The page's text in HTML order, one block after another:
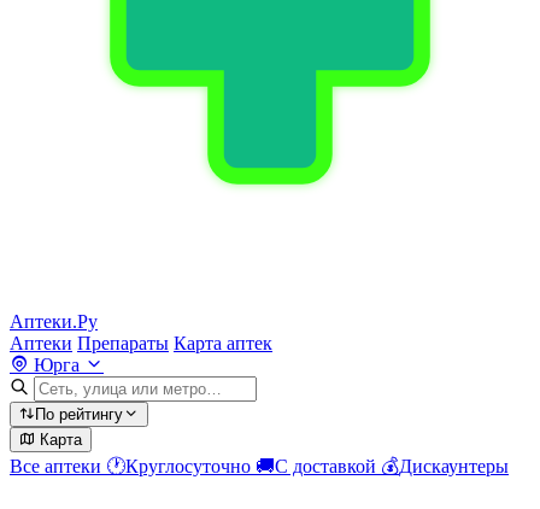
Аптеки.Ру
Аптеки Препараты Карта аптек
Юрга
По рейтингу
Карта
Все аптеки 🕐Круглосуточно 🚚С доставкой 💰Дискаунтеры